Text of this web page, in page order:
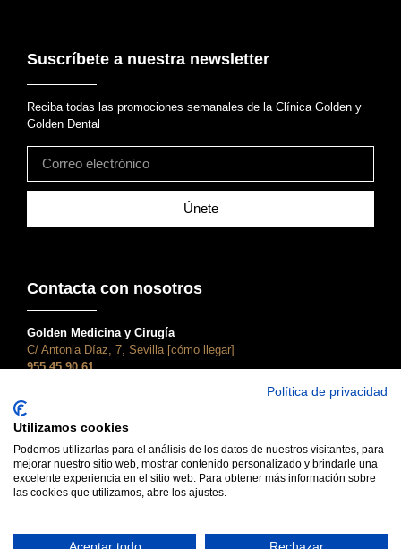
Suscríbete a nuestra newsletter
Reciba todas las promociones semanales de la Clínica Golden y
Golden Dental
Únete
Contacta con nosotros
Golden Medicina y Cirugía
C/ Antonia Díaz, 7, Sevilla [cómo llegar]
955 45 90 61
C/ Adriano, 28, Sevilla [cómo llegar]
955 45 90 61
dental@clinicagolden.com
Política de privacidad
Utilizamos cookies
Podemos utilizarlas para el análisis de los datos de nuestros visitantes, para
mejorar nuestro sitio web, mostrar contenido personalizado y brindarle una
excelente experiencia en el sitio web. Para obtener más información sobre
las cookies que utilizamos, abre los ajustes.